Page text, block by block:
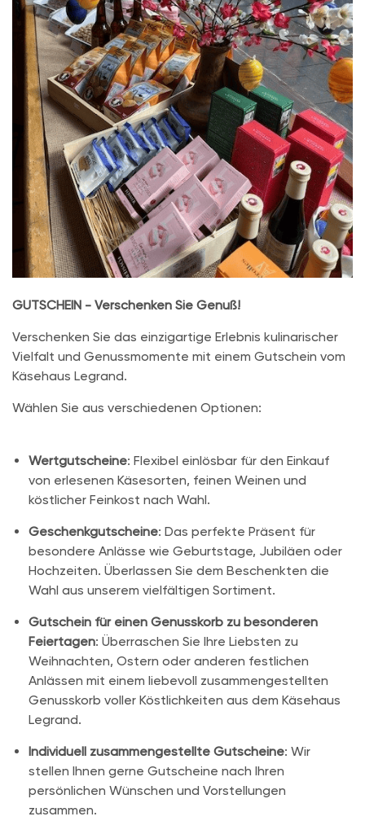
GUTSCHEIN - Verschenken Sie Genuß!
Verschenken Sie das einzigartige Erlebnis kulinarischer
Vielfalt und Genussmomente mit einem Gutschein vom
Käsehaus Legrand.
Wählen Sie aus verschiedenen Optionen:
Wertgutscheine: Flexibel einlösbar für den Einkauf
von erlesenen Käsesorten, feinen Weinen und
köstlicher Feinkost nach Wahl.
Geschenkgutscheine: Das perfekte Präsent für
besondere Anlässe wie Geburtstage, Jubiläen oder
Hochzeiten. Überlassen Sie dem Beschenkten die
Wahl aus unserem vielfältigen Sortiment.
Gutschein für einen Genusskorb zu besonderen
Feiertagen: Überraschen Sie Ihre Liebsten zu
Weihnachten, Ostern oder anderen festlichen
Anlässen mit einem liebevoll zusammengestellten
Genusskorb voller Köstlichkeiten aus dem Käsehaus
Legrand.
Individuell zusammengestellte Gutscheine: Wir
stellen Ihnen gerne Gutscheine nach Ihren
persönlichen Wünschen und Vorstellungen
zusammen.